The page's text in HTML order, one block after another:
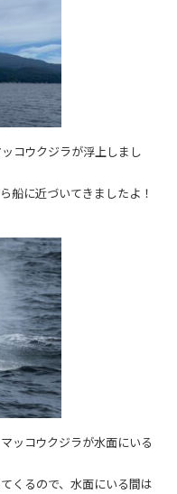
コウクジラが浮上しまし
船に近づいてきましたよ！
ッコウクジラが水面にいる
くるので、水面にいる間は